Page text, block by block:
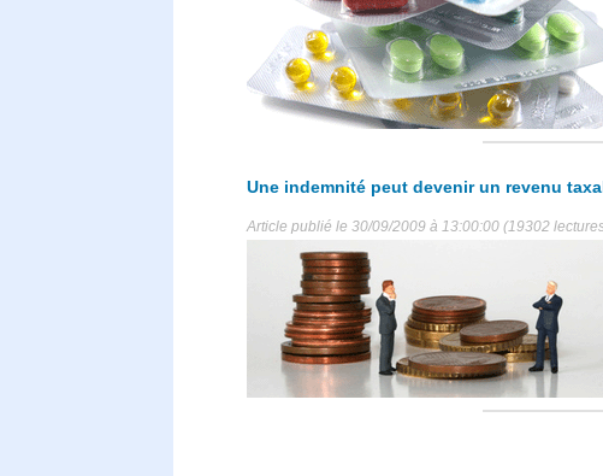
Une indemnité peut devenir un revenu
Article publié le 30/09/2009 à 13:00:00 (19302